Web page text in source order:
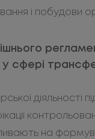
і побудови
сфері
діяльності
на